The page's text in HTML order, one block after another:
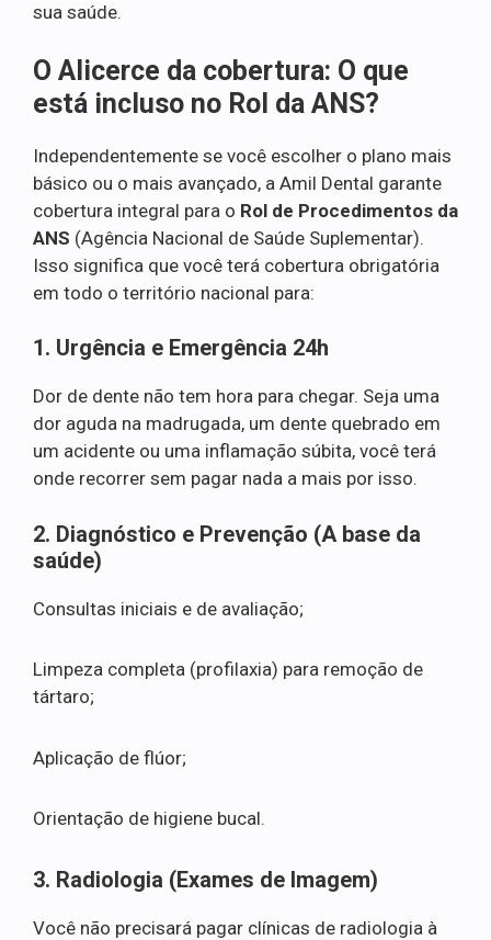
sua saúde.
O Alicerce da cobertura: O que
está incluso no Rol da ANS?
Independentemente se você escolher o plano mais
básico ou o mais avançado, a Amil Dental garante
cobertura integral para o Rol de Procedimentos da
ANS (Agência Nacional de Saúde Suplementar).
Isso significa que você terá cobertura obrigatória
em todo o território nacional para:
1. Urgência e Emergência 24h
Dor de dente não tem hora para chegar. Seja uma
dor aguda na madrugada, um dente quebrado em
um acidente ou uma inflamação súbita, você terá
onde recorrer sem pagar nada a mais por isso.
2. Diagnóstico e Prevenção (A base da
saúde)
Consultas iniciais e de avaliação;
Limpeza completa (profilaxia) para remoção de
tártaro;
Aplicação de flúor;
Orientação de higiene bucal.
3. Radiologia (Exames de Imagem)
Você não precisará pagar clínicas de radiologia à